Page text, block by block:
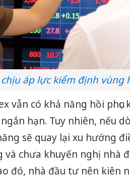
chịu áp lực kiểm định
vẫn có khả năng hồi
hạn. Tuy nhiên, nếu
sẽ quay lại xu hướng
chưa khuyến nghị nhà
đó, nhà đầu tư nên kiên